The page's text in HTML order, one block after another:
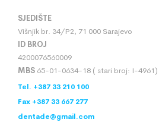
SJEDIŠTE
Višnjik br. 34/P2, 71 000 Sarajevo
ID BROJ
4200076560009
MBS 65-01-0634-18 ( stari broj: I-4961)
Tel. +387 33 210 100
Fax +387 33 667 277
dentade@gmail.com